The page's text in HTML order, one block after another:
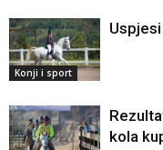
Konji i sport
kola